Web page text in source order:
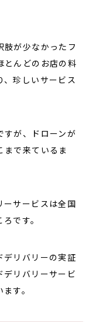
肢が少なかったフ
とんどのお店の料
珍しいサービス
すが、ドローンが
で来ているま
ーサービスは全国
です。
デリバリーの実証
リバリーサービ
す。